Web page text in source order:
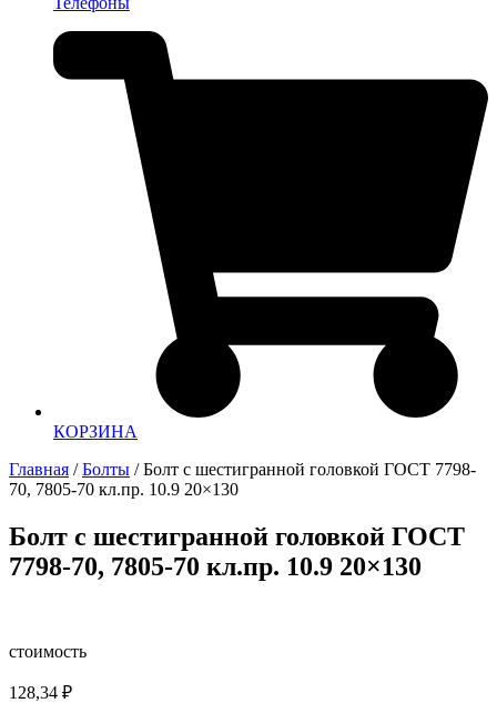
КОРЗИНА
Главная /Болты / Болт с шестигранной головкой ГОСТ 7798-
70, 7805-70 кл.пр. 10.9 20×130
Болт с шестигранной головкой ГОСТ
7798-70, 7805-70 кл.пр. 10.9 20×130
стоимость
128,34 ₽